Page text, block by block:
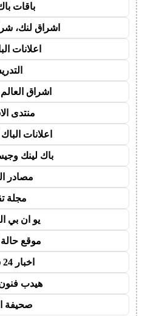
باقات
اشراق لنك،
اعلانات
اشراق
منتدى
اعلانات الباك
باك لينك
مصادر
مجلة
يو ان بي
موقع حالة
اخبار 24 ساعة
هيدب
صحيفة